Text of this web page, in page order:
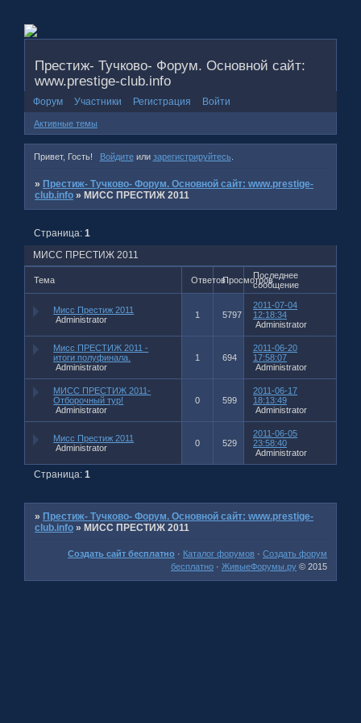
Престиж- Тучково- Форум. Основной сайт:
www.prestige-club.info
Форум Участники Регистрация Войти
Активные темы
Привет, Гость! Войдитеили зарегистрируйтесь.
» Престиж- Тучково- Форум. Основной сайт: www.prestige-
club.info » МИСС ПРЕСТИЖ 2011
МИСС ПРЕСТИЖ 2011
Страница:1
Тема ОтветовПросмотровПоследнее
сообщение
Мисс Престиж 2011
Administrator
1 5797
2011-07-04
12:18:34
Administrator
Мисс ПРЕСТИЖ 2011 -
итоги полуфинала.
Administrator
1 694
2011-06-20
17:58:07
Administrator
МИСС ПРЕСТИЖ 2011-
Отборочный тур!
Administrator
0 599
2011-06-17
18:13:49
Administrator
Мисс Престиж 2011
Administrator
0 529
2011-06-05
23:58:40
Administrator
Страница:1
» Престиж- Тучково- Форум. Основной сайт: www.prestige-
club.info » МИСС ПРЕСТИЖ 2011
Создать сайт бесплатно · Каталог форумов · Создать форум
бесплатно · ЖивыеФорумы.ру © 2015